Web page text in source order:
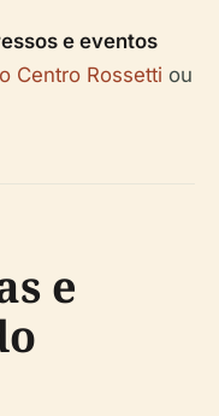
e eventos
Centro Rossetti ou
e